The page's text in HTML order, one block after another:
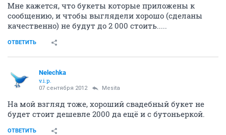
Мне кажется, что букеты которые приложены к
сообщению, и чтобы выглядели хорошо (сделаны
качественно) не будут до 2 000 стоить.....
ОТВЕТИТЬ
Nelechka
v.i.p.
07 сентября 2012 Mesita
На мой взгляд тоже, хороший свадебный букет не
будет стоит дешевле 2000 да ещё и с бутоньеркой.
ОТВЕТИТЬ